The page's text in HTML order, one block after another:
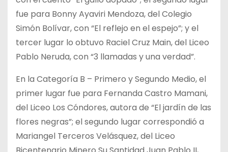
fue para Bonny Ayaviri Mendoza, del Colegio
Simón Bolívar, con “El reflejo en el espejo”; y el
tercer lugar lo obtuvo Raciel Cruz Main, del Liceo
Pablo Neruda, con “3 llamadas y una verdad”.
En la Categoría B – Primero y Segundo Medio, el
primer lugar fue para Fernanda Castro Mamani,
del Liceo Los Cóndores, autora de “El jardín de las
flores negras”; el segundo lugar correspondió a
Mariangel Terceros Velásquez, del Liceo